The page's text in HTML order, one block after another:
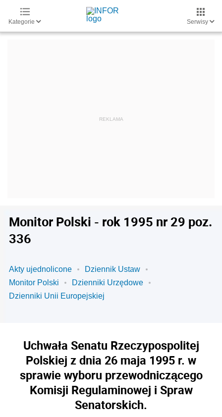
Kategorie Serwisy
Monitor Polski - rok 1995 nr 29 poz.
336
Akty ujednolicone
Dziennik Ustaw
Monitor Polski
Dzienniki Urzędowe
Dzienniki Unii Europejskiej
Uchwała Senatu Rzeczypospolitej
Polskiej z dnia 26 maja 1995 r. w
sprawie wyboru przewodniczącego
Komisji Regulaminowej i Spraw
Senatorskich.